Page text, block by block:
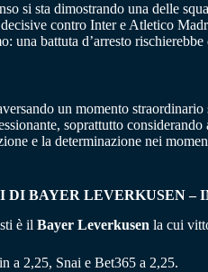
si sta dimostrando una delle
contro Inter e Atletico
una battuta d’arresto
un momento
soprattutto
e la determinazione nei
BAYER LEVERKUSEN –
è il Bayer Leverkusen la cui
a 2,25, Snai e Bet365 a 2,25.